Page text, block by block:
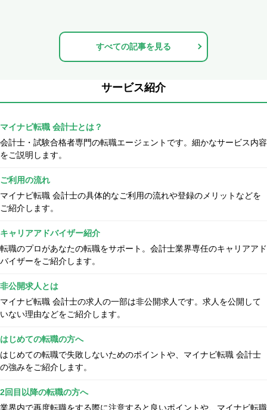
すべての記事を見る
サービス紹介
マイナビ転職 会計士とは？
会計士・試験合格者専門の転職エージェントです。細かなサービス内容
をご説明します。
ご利用の流れ
マイナビ転職 会計士の具体的なご利用の流れや登録のメリットなどを
ご紹介します。
キャリアアドバイザー紹介
転職のプロがあなたの転職をサポート。会計士業界専任のキャリアアド
バイザーをご紹介します。
非公開求人とは
マイナビ転職 会計士の求人の一部は非公開求人です。求人を公開して
いない理由などをご紹介します。
はじめての転職の方へ
はじめての転職で失敗しないためのポイントや、マイナビ転職 会計士
の強みをご紹介します。
2回目以降の転職の方へ
業界内で再度転職をする際に注意すると良いポイントや、マイナビ転職